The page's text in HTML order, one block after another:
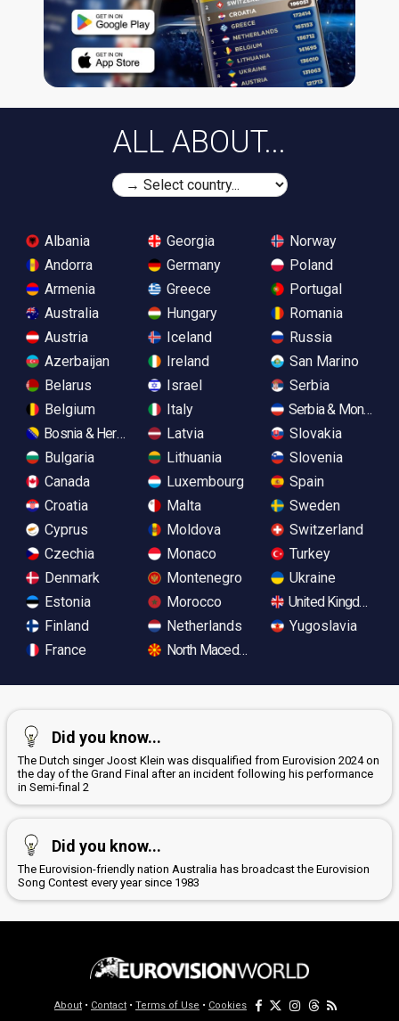
ALL ABOUT...
Albania
Andorra
Armenia
Australia
Austria
Azerbaijan
Belarus
Belgium
Bosnia & Herzegovina
Bulgaria
Canada
Croatia
Cyprus
Czechia
Denmark
Estonia
Finland
France
Georgia
Germany
Greece
Hungary
Iceland
Ireland
Israel
Italy
Latvia
Lithuania
Luxembourg
Malta
Moldova
Monaco
Montenegro
Morocco
Netherlands
North Macedonia
Norway
Poland
Portugal
Romania
Russia
San Marino
Serbia
Serbia &
Slovakia
Slovenia
Spain
Sweden
Switzerland
Turkey
Ukraine
United Kingdom
Yugoslavia
Did you know...
The Dutch singer Joost Klein was disqualified from Eurovision 2024 on
the day of the Grand Final after an incident following his performance
in Semi-final 2
Did you know...
The Eurovision-friendly nation Australia has broadcast the Eurovision
Song Contest every year since 1983
About • Contact • Terms of Use • Cookies